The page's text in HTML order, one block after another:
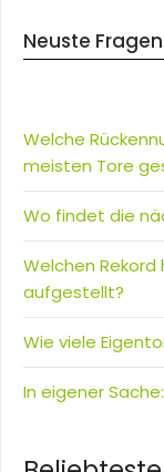
Neuste Fragen
Welche
meisten Tore
Wo findet die
Welchen Rekord
aufgestellt?
Wie viele
In eigener